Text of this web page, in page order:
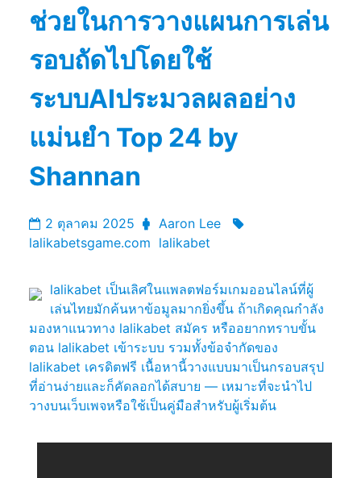
ช่วยในการวางแผนการเล่น
รอบถัดไปโดยใช้
ระบบAIประมวลผลอย่าง
แม่นยำ Top 24 by
Shannan
2 ตุลาคม 2025
Aaron Lee
lalikabetsgame.com lalikabet
lalikabet เป็นเลิศในแพลตฟอร์มเกมออนไลน์ที่ผู้
เล่นไทยมักค้นหาข้อมูลมากยิ่งขึ้น ถ้าเกิดคุณกำลัง
มองหาแนวทาง lalikabet สมัคร หรืออยากทราบขั้น
ตอน lalikabet เข้าระบบ รวมทั้งข้อจำกัดของ
lalikabet เครดิตฟรี เนื้อหานี้วางแบบมาเป็นกรอบสรุป
ที่อ่านง่ายและก็คัดลอกได้สบาย — เหมาะที่จะนำไป
วางบนเว็บเพจหรือใช้เป็นคู่มือสำหรับผู้เริ่มต้น